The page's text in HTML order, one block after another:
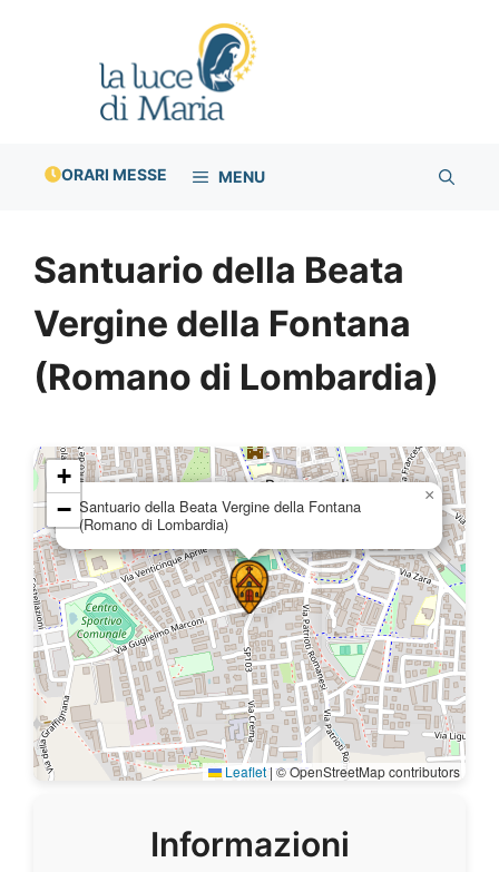
ORARI MESSE MENU
Santuario della Beata
Vergine della Fontana
(Romano di Lombardia)
Santuario della Beata Vergine della Fontana
(Romano di Lombardia)
×
+
−
Leaflet| © OpenStreetMap contributors
Informazioni